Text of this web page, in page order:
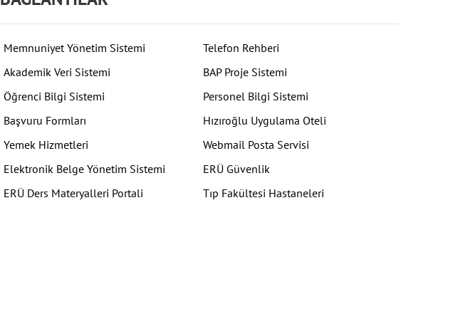
Memnuniyet Yönetim Sistemi
Telefon Rehberi
Akademik Veri Sistemi
BAP Proje Sistemi
Öğrenci Bilgi Sistemi
Personel Bilgi Sistemi
Başvuru Formları
Hızıroğlu Uygulama Oteli
Yemek Hizmetleri
Webmail Posta Servisi
Elektronik Belge Yönetim Sistemi
ERÜ Güvenlik
ERÜ Ders Materyalleri Portali
Tıp Fakültesi Hastaneleri